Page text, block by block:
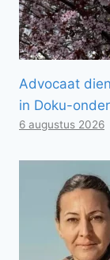
Advocaat
in Doku-
6 augustus 2026